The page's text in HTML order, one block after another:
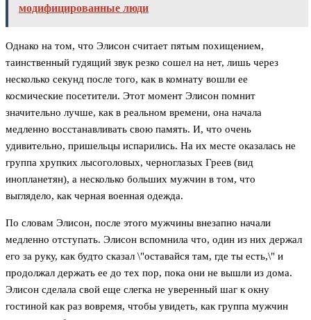
модифицированные люди
Однако на том, что Элисон считает пятым похищением,
таинственный гудящий звук резко сошел на нет, лишь через
несколько секунд после того, как в комнату вошли ее
космические посетители. Этот момент Элисон помнит
значительно лучше, как в реальном времени, она начала
медленно восстанавливать свою память. И, что очень
удивительно, пришельцы испарились. На их месте оказалась не
группа хрупких лысоголовых, черноглазых Греев (вид
инопланетян), а несколько больших мужчин в том, что
выглядело, как черная военная одежда.
По словам Элисон, после этого мужчины внезапно начали
медленно отступать. Элисон вспомнила что, один из них держал
его за руку, как будто сказал \"оставайся там, где ты есть,\" и
продолжал держать ее до тех пор, пока они не вышли из дома.
Элисон сделала свой еще слегка не уверенный шаг к окну
гостиной как раз вовремя, чтобы увидеть, как группа мужчин